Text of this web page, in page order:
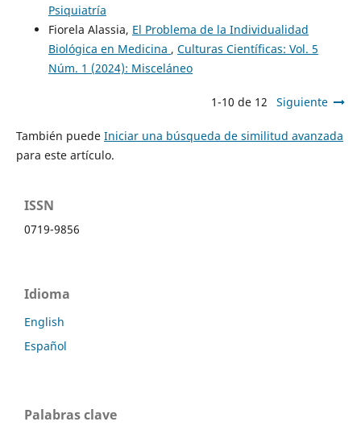
Psiquiatría
Fiorela Alassia, El Problema de la Individualidad
Biológica en Medicina , Culturas Científicas: Vol. 5
Núm. 1 (2024): Misceláneo
1-10 de 12 Siguiente
También puede Iniciar una búsqueda de similitud avanzada
para este artículo.
ISSN
0719-9856
Idioma
English
Español
Palabras clave